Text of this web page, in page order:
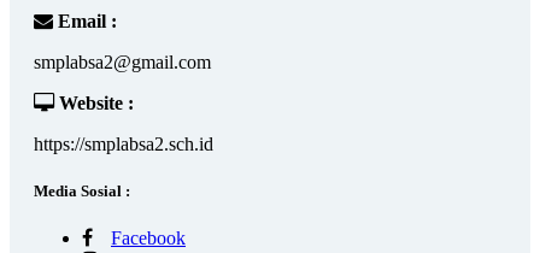
Email :
smplabsa2@gmail.com
Website :
https://smplabsa2.sch.id
Media Sosial :
Facebook